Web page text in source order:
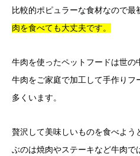
比較的ポピュラーな食材なので最
肉を食べても大丈夫です。
牛肉を使ったペットフードは世
牛肉をご家庭で加工して手作りフ
多くいます。
贅沢して美味しいものを食べよ
ぶのは焼肉やステーキなど牛肉で